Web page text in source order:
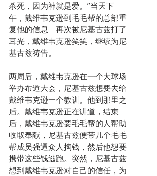
杀死，因为神就是爱。”当天下
午，戴维韦克逊到毛毛帮的总部重
复他的信息，再次被尼基古兹打了
耳光，戴维韦克逊笑笑，继续为尼
基古兹祷告。
两周后，戴维韦克逊在一个大球场
举办布道大会，尼基古兹想要去给
戴维韦克逊一个教训。他到那里之
后。戴维韦克逊正在讲道，结束
后，戴维韦克逊要毛毛帮的人帮助
收取奉献，尼基古兹便带几个毛毛
帮成员强逼众人掏钱，然后他想要
携带这些钱逃跑。突然，尼基古兹
想到戴维韦克逊对自己的信任，为